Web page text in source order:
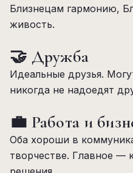
Близнецам гармонию,
живость.
🤝 Дружба
Идеальные друзья.
никогда не надоедят
💼 Работа и
Оба хороши в
творчестве. Главное —